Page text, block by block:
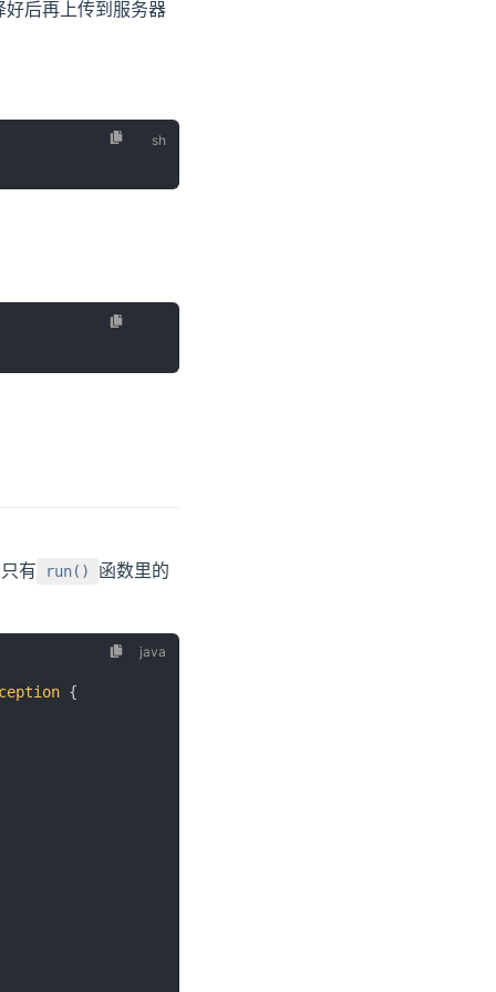
后再上传到服务器
有 run()
函数里的
{